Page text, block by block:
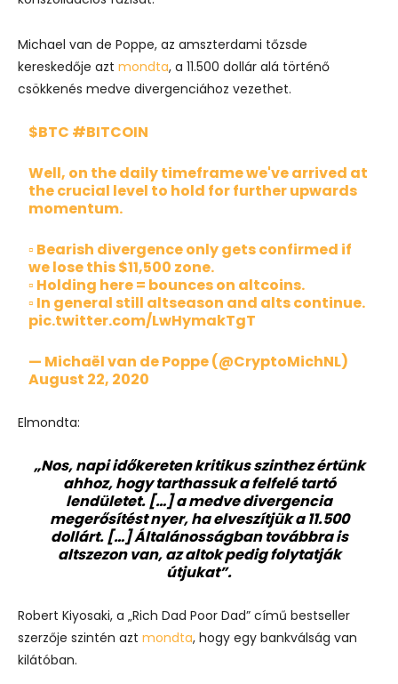
Michael van de Poppe, az amszterdami tőzsde
kereskedője azt mondta, a 11.500 dollár alá történő
csökkenés medve divergenciához vezethet.
$BTC #BITCOIN
Well, on the daily timeframe we've arrived at
the crucial level to hold for further upwards
momentum.
▫️ Bearish divergence only gets confirmed if
we lose this $11,500 zone.
▫️ Holding here = bounces on altcoins.
▫️ In general still altseason and alts continue.
pic.twitter.com/LwHymakTgT
— Michaël van de Poppe (@CryptoMichNL)
August 22, 2020
Elmondta:
„Nos, napi időkereten kritikus szinthez értünk
ahhoz, hogy tarthassuk a felfelé tartó
lendületet. […] a medve divergencia
megerősítést nyer, ha elveszítjük a 11.500
dollárt. […] Általánosságban továbbra is
altszezon van, az altok pedig folytatják
útjukat”.
Robert Kiyosaki, a „Rich Dad Poor Dad” című bestseller
szerzője szintén azt mondta, hogy egy bankválság van
kilátóban.